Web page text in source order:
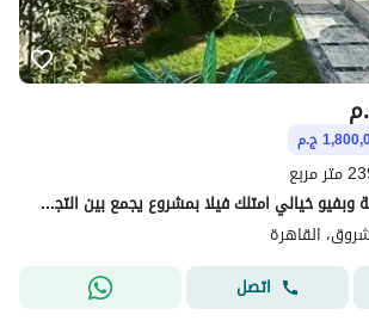
ج.م
مربع
بالتقسيط علي 12 سنة وبفيو خيالي امتلك فيلا بمشروع يجمع بين التجمع الخامس و المستقبل سيتي بجانب ذا سباين مدينتي ودقايق من هايد بارك القاهرة الجديدة
القاهرة
اتصل